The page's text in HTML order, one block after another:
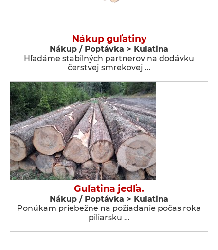
Nákup guľatiny
Nákup / Poptávka > Kulatina
Hľadáme stabilných partnerov na dodávku
čerstvej smrekovej …
Guľatina jedľa.
Nákup / Poptávka > Kulatina
Ponúkam priebežne na požiadanie počas roka
piliarsku …